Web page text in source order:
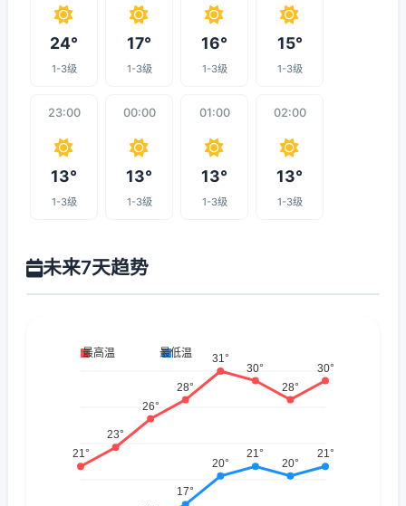
24°
1-3级
17°
1-3级
16°
1-3级
15°
1-3级
23:00
13°
1-3级
00:00
13°
1-3级
01:00
13°
1-3级
02:00
13°
1-3级
未来7天趋势